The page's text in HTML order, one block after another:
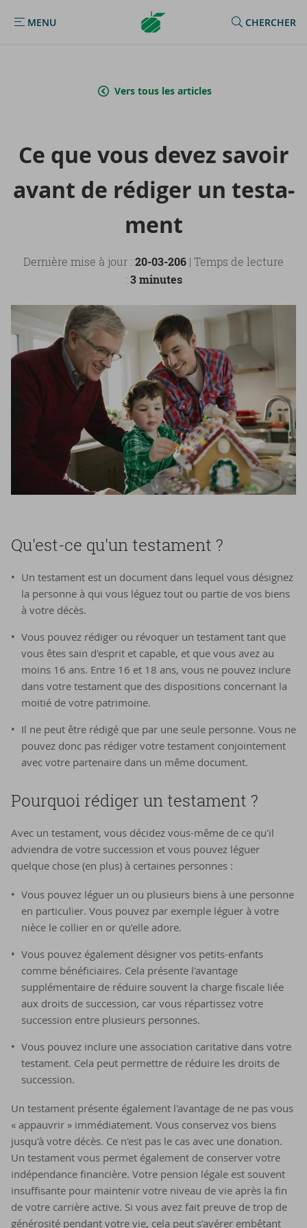
MENU
MENU
Argenta
Homepage
CHERCHER
Vers tous les articles
Ce que vous devez sa­voir
avant de ré­di­ger un tes­ta­
ment
Dernière mise à jour : 20-03-206 | Temps de lecture
: 3 minutes
Qu'est-​ce qu'un tes­ta­ment ?
Un testament est un document dans lequel vous désignez
la personne à qui vous léguez tout ou partie de vos biens
à votre décès.
Vous pouvez rédiger ou révoquer un testament tant que
vous êtes sain d'esprit et capable, et que vous avez au
moins 16 ans. Entre 16 et 18 ans, vous ne pouvez inclure
dans votre testament que des dispositions concernant la
moitié de votre patrimoine.
Il ne peut être rédigé que par une seule personne. Vous ne
pouvez donc pas rédiger votre testament conjointement
avec votre partenaire dans un même document.
Pour­quoi ré­di­ger un tes­ta­ment ?
Avec un testament, vous décidez vous-même de ce qu'il
adviendra de votre succession et vous pouvez léguer
quelque chose (en plus) à certaines personnes :
Vous pouvez léguer un ou plusieurs biens à une personne
en particulier. Vous pouvez par exemple léguer à votre
nièce le collier en or qu’elle adore.
Vous pouvez également désigner vos petits-enfants
comme bénéficiaires. Cela présente l'avantage
supplémentaire de réduire souvent la charge fiscale liée
aux droits de succession, car vous répartissez votre
succession entre plusieurs personnes.
Vous pouvez inclure une association caritative dans votre
testament. Cela peut permettre de réduire les droits de
succession.
Un testament présente également l'avantage de ne pas vous
« appauvrir » immédiatement. Vous conservez vos biens
jusqu'à votre décès. Ce n'est pas le cas avec une donation.
Un testament vous permet également de conserver votre
indépendance financière. Votre pension légale est souvent
insuffisante pour maintenir votre niveau de vie après la fin
de votre carrière active. Si vous avez fait preuve de trop de
générosité pendant votre vie, cela peut s’avérer embêtant